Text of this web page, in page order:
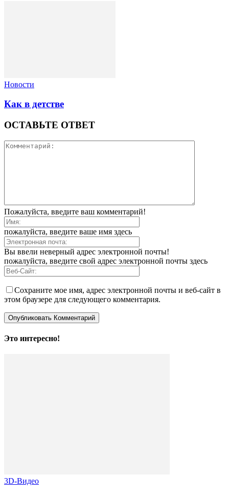
Новости
Как в детстве
ОСТАВЬТЕ ОТВЕТ
Пожалуйста, введите ваш комментарий!
пожалуйста, введите ваше имя здесь
Вы ввели неверный адрес электронной почты!
пожалуйста, введите свой адрес электронной почты здесь
Сохраните мое имя, адрес электронной почты и веб-сайт в
этом браузере для следующего комментария.
Это интересно!
3D-Видео